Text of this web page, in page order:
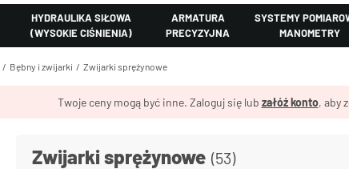
HYDRAULIKA SIŁOWA
(WYSOKIE CIŚNIENIA)
ARMATURA
PRECYZYJNA
SYSTEMY
MANOMETRY
Bębny i zwijarki Zwijarki sprężynowe
Twoje ceny mogą być inne. Zaloguj się lub załóż konto, aby
Zwijarki sprężynowe (53)